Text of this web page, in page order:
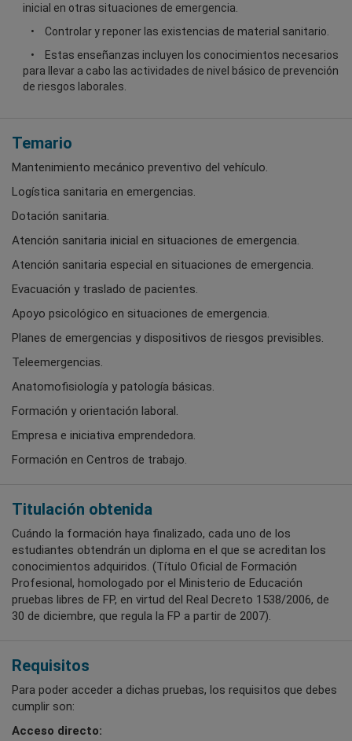
inicial en otras situaciones de emergencia.
Controlar y reponer las existencias de material sanitario.
Estas enseñanzas incluyen los conocimientos necesarios
para llevar a cabo las actividades de nivel básico de prevención
de riesgos laborales.
Temario
Mantenimiento mecánico preventivo del vehículo.
Logística sanitaria en emergencias.
Dotación sanitaria.
Atención sanitaria inicial en situaciones de emergencia.
Atención sanitaria especial en situaciones de emergencia.
Evacuación y traslado de pacientes.
Apoyo psicológico en situaciones de emergencia.
Planes de emergencias y dispositivos de riesgos previsibles.
Teleemergencias.
Anatomofisiología y patología básicas.
Formación y orientación laboral.
Empresa e iniciativa emprendedora.
Formación en Centros de trabajo.
Titulación obtenida
Cuándo la formación haya finalizado, cada uno de los
estudiantes obtendrán un diploma en el que se acreditan los
conocimientos adquiridos. (Título Oficial de Formación
Profesional, homologado por el Ministerio de Educación
pruebas libres de FP, en virtud del Real Decreto 1538/2006, de
30 de diciembre, que regula la FP a partir de 2007).
Requisitos
Para poder acceder a dichas pruebas, los requisitos que debes
cumplir son:
Acceso directo: